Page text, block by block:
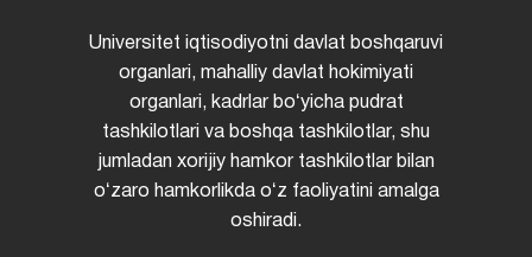
Universitet iqtisodiyotni davlat boshqaruvi
organlari, mahalliy davlat hokimiyati
organlari, kadrlar boʻyicha pudrat
tashkilotlari va boshqa tashkilotlar, shu
jumladan xorijiy hamkor tashkilotlar bilan
oʻzaro hamkorlikda oʻz faoliyatini amalga
oshiradi.